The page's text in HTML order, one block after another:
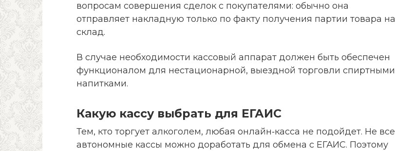
вопросам совершения сделок с покупателями: обычно она
отправляет накладную только по факту получения партии товара на
склад.
В случае необходимости кассовый аппарат должен быть обеспечен
функционалом для нестационарной, выездной торговли спиртными
напитками.
Какую кассу выбрать для ЕГАИС
Тем, кто торгует алкоголем, любая онлайн‑касса не подойдет. Не все
автономные кассы можно доработать для обмена с ЕГАИС. Поэтому